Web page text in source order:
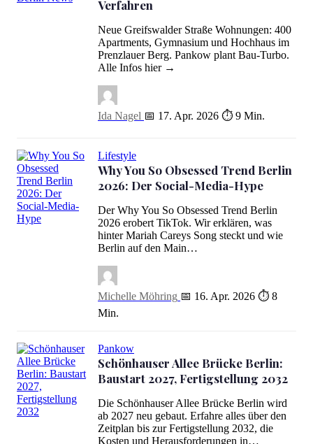
Greifswalder Straße Wohnungen: 400 neue Apartments im Turbo-
Verfahren
Neue Greifswalder Straße Wohnungen: 400
Apartments, Gymnasium und Hochhaus im
Prenzlauer Berg. Pankow plant Bau-Turbo.
Alle Infos hier →
Ida Nagel 📅 17. Apr. 2026 ⏱ 9 Min.
Why You So Obsessed Trend Berlin 2026: Der Social-Media-Hype
Lifestyle
Why You So Obsessed Trend Berlin
2026: Der Social-Media-Hype
Der Why You So Obsessed Trend Berlin
2026 erobert TikTok. Wir erklären, was
hinter Mariah Careys Song steckt und wie
Berlin auf den Main…
Michelle Möhring 📅 16. Apr. 2026 ⏱ 8
Min.
Schönhauser Allee Brücke Berlin: Baustart 2027, Fertigstellung
Pankow
Schönhauser Allee Brücke Berlin:
Baustart 2027, Fertigstellung 2032
Die Schönhauser Allee Brücke Berlin wird
ab 2027 neu gebaut. Erfahre alles über den
Zeitplan bis zur Fertigstellung 2032, die
Kosten und Herausforderungen in…